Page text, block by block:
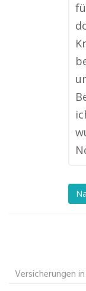
Versicherungen